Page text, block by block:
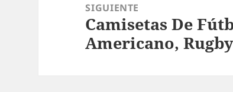
SIGUIENTE
Entrada
siguiente:
Camisetas De
Americano, Rugby